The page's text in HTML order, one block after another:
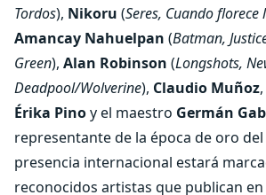
Tordos), Nikoru (Seres, Cuando
Amancay Nahuelpan (Batman,
Green), Alan Robinson (Longshots,
Deadpool/Wolverine), Claudio Muñoz,
Érika Pinoy el maestro Germán
representante de la época de oro
presencia internacional estará
reconocidos artistas que publican